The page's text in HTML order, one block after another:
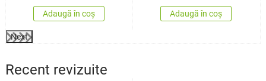
Adaugă în coș Adaugă în coș
Next
Recent revizuite